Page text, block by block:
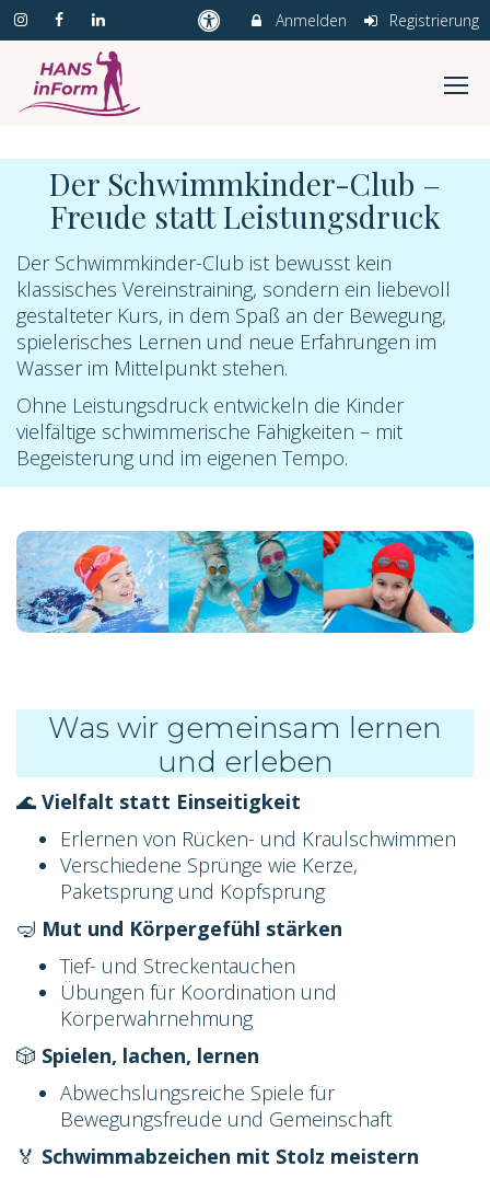
Anmelden Registrierung
Der Schwimmkinder-Club –
Freude statt Leistungsdruck
Der Schwimmkinder-Club ist bewusst kein
klassisches Vereinstraining, sondern ein liebevoll
gestalteter Kurs, in dem Spaß an der Bewegung,
spielerisches Lernen und neue Erfahrungen im
Wasser im Mittelpunkt stehen.
Ohne Leistungsdruck entwickeln die Kinder
vielfältige schwimmerische Fähigkeiten – mit
Begeisterung und im eigenen Tempo.
Was wir gemeinsam lernen
und erleben
🌊 Vielfalt statt Einseitigkeit
Erlernen von Rücken- und Kraulschwimmen
Verschiedene Sprünge wie Kerze,
Paketsprung und Kopfsprung
🤿 Mut und Körpergefühl stärken
Tief- und Streckentauchen
Übungen für Koordination und
Körperwahrnehmung
🎲 Spielen, lachen, lernen
Abwechslungsreiche Spiele für
Bewegungsfreude und Gemeinschaft
🏅 Schwimmabzeichen mit Stolz meistern